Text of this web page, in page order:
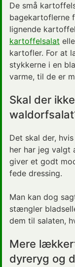
De små
bagekartoflerne
lignende
kartoffelsalat
kartofler. For at
stykkerne i en
varme, til de er
Skal der
Det skal der,
her har jeg valgt
giver et godt
fede dressing.
Man kan dog
stængler
dem til salaten,
Mere
dyreryg og